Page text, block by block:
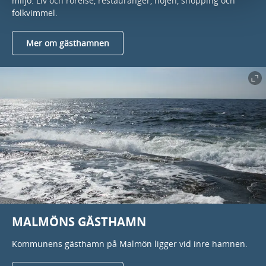
folkvimmel.
Mer om gästhamnen
MALMÖNS GÄSTHAMN
Kommunens gästhamn på Malmön ligger vid inre hamnen.